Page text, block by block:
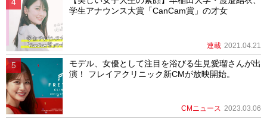
学生アナウンス大賞「CanCam賞」の才女
連載 2021.04.21
モデル、女優として注目を浴びる生見愛瑠さんが出
演！ フレイアクリニック新CMが放映開始。
CMニュース 2023.03.06